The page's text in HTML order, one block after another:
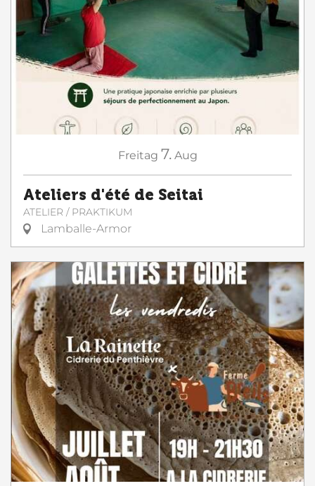
Freitag 7. Aug
Ateliers d'été de Seitai
ATELIER / PRAKTIKUM
Lamballe-Armor